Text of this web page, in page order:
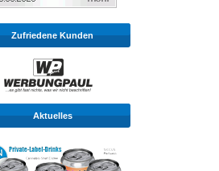
Zufriedene Kunden
Aktuelles